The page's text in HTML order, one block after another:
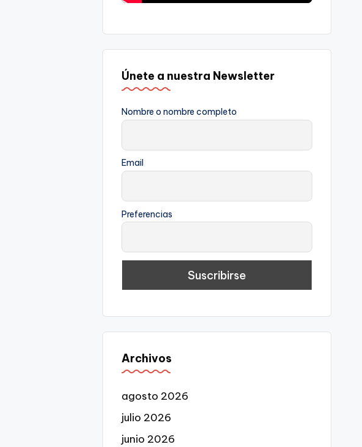
Únete a nuestra Newsletter
Nombre o nombre completo
Email
Preferencias
Archivos
agosto 2026
julio 2026
junio 2026